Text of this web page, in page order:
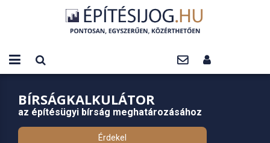
BÍRSÁGKALKULÁTOR
az építésügyi bírság meghatározásához
Érdekel